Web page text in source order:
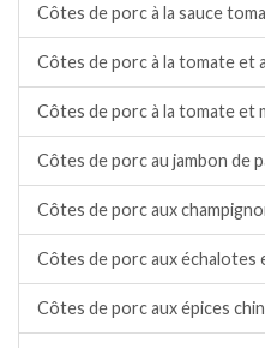
Côtes de porc à la sauce
Côtes de porc à la tomate et
Côtes de porc à la tomate et
Côtes de porc au jambon de
Côtes de porc aux
Côtes de porc aux échalotes
Côtes de porc aux épices